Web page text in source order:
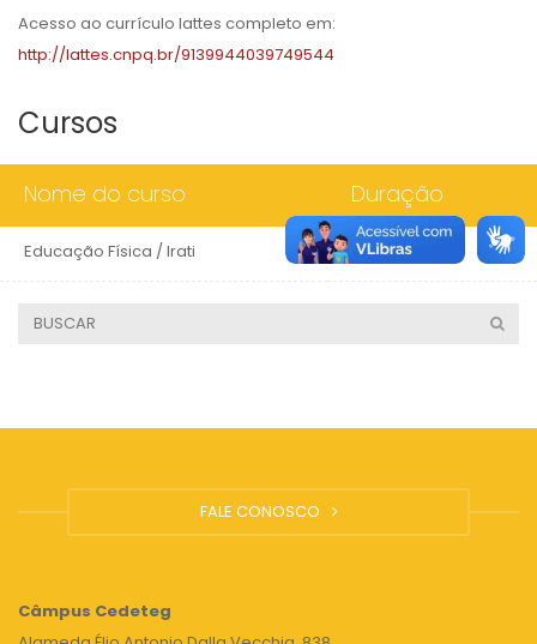
Acesso ao currículo lattes completo em:
http://lattes.cnpq.br/9139944039749544
Cursos
Nome do curso Duração
Educação Física / Irati 4 anos
FALE CONOSCO
Câmpus Cedeteg